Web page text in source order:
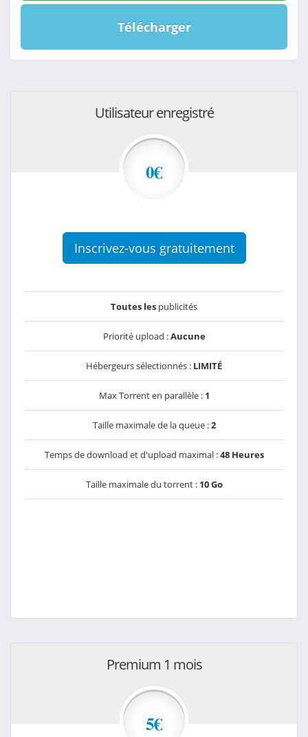
Télécharger
Utilisateur enregistré
0€
Inscrivez-vous gratuitement
Toutes les publicités
Priorité upload :Aucune
Hébergeurs sélectionnés : LIMITÉ
Max Torrent en parallèle : 1
Taille maximale de la queue :2
Temps de download et d'upload maximal :48 Heures
Taille maximale du torrent : 10 Go
Premium 1 mois
5€